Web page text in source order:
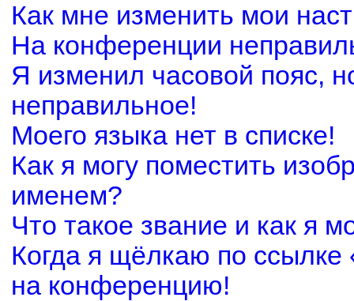
Как мне изменить мои
На конференции
Я изменил часовой пояс,
неправильное!
Моего языка нет в списке!
Как я могу поместить
именем?
Что такое звание и как я
Когда я щёлкаю по ссылке
на конференцию!